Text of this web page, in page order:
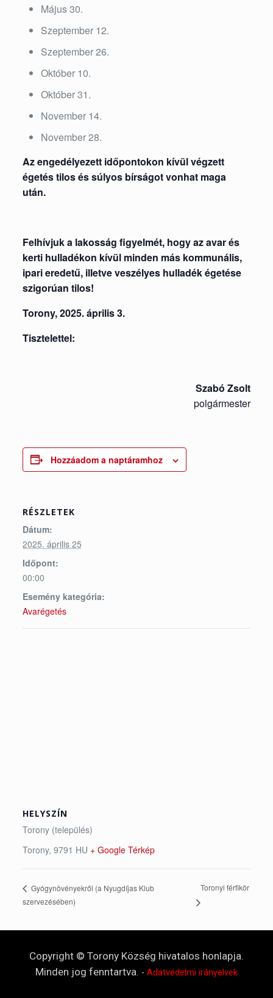
Május 30.
Szeptember 12.
Szeptember 26.
Október 10.
Október 31.
November 14.
November 28.
Az engedélyezett időpontokon kívül végzett
égetés tilos és súlyos bírságot vonhat maga
után.
Felhívjuk a lakosság figyelmét, hogy az avar és
kerti hulladékon kívül minden más kommunális,
ipari eredetű, illetve veszélyes hulladék égetése
szigorúan tilos!
Torony, 2025. április 3.
Tisztelettel:
Szabó Zsolt
polgármester
Hozzáadom a naptáramhoz
RÉSZLETEK
Dátum:
2025. április 25
Időpont:
00:00
Esemény kategória:
Avarégetés
HELYSZÍN
Torony (település)
Torony, 9791 HU + Google Térkép
Gyógynövényekről (a Nyugdíjas Klub
szervezésében)
Toronyi férfikör
Copyright © Torony Község hivatalos honlapja.
Minden jog fenntartva. - Adatvédelmi irányelvek